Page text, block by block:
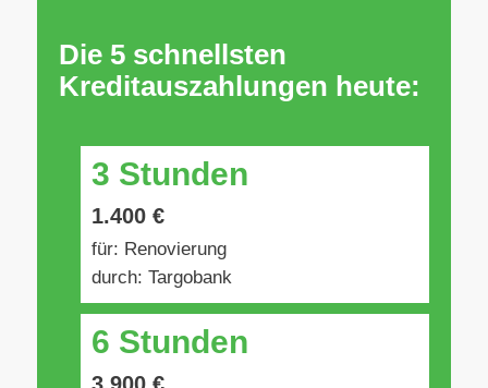
Die 5 schnellsten
Kreditauszahlungen heute:
3 Stunden
1.400 €
für: Renovierung
durch: Targobank
6 Stunden